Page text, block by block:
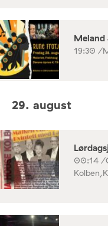
Meland
19:30 /
29. august
00:14 /